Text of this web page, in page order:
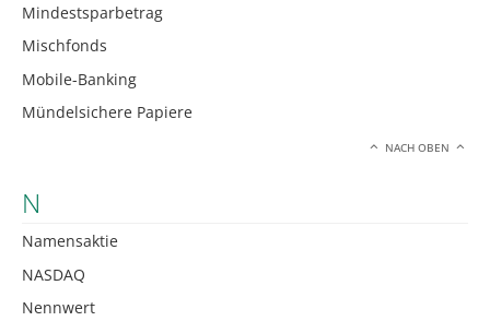
Mindestsparbetrag
Mischfonds
Mobile-Banking
Mündelsichere Papiere
NACH OBEN
N
Namensaktie
NASDAQ
Nennwert